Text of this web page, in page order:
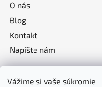
Vážime si vaše súkromie
O nás
Blog
Kontakt
Napíšte nám